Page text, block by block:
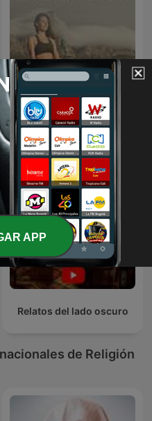
Música de Relajación para
DORMIR
Relatos del lado oscuro
de Religión
APP